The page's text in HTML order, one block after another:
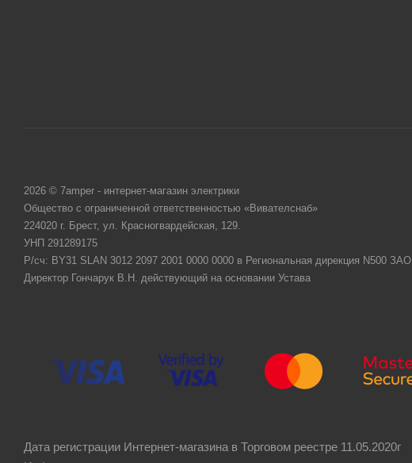
2026 © 7amper - интернет-магазин электрики
Общество с ограниченной ответственностью «Вивателснаб»
224020 г. Брест, ул. Красногвардейская, 129.
УНП 291289175
Р/сч: BY31 SLAN 3012 2097 2001 0000 0000 в Региональная дирекция N500
Директор Гончарук В.Н. действующий на основании Устава
Дата регистрации Интернет-магазина в Торговом реестре 11.05.2020г